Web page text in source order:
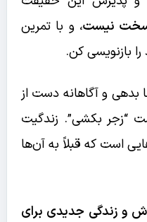
نیست، و با تمرین
بازنویسی کن.
و آگاهانه دست از
“زجر بکشی”. زندگیت
است که قبلاً به آن‌ها
و زندگی جدیدی برای